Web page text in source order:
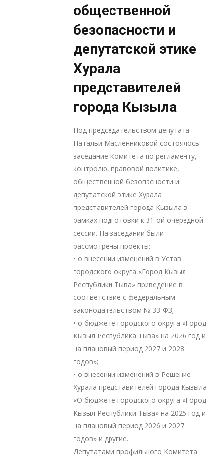
общественной
безопасности и
депутатской этике
Хурала
представителей
города Кызыла
Под председательством депутата
Натальи Масленниковой состоялось
заседание Комитета по регламенту,
контролю, правовой политике,
общественной безопасности и
депутатской этике Хурала
представителей города Кызыла в
рамках подготовки к 31-ой очередной
сессии. На заседании были
рассмотрены проекты:
• о внесении изменений в Устав
городского округа «Город Кызыл
Республики Тыва» приведение в
соответствие с федеральным
законодательством № 33-ФЗ;
• о бюджете городского округа «Город
Кызыл Республика Тыва» на 2026 год и
на плановый период 2027 и 2028
годов»;
• о внесении изменений в Решение
Хурала представителей города Кызыла
«О бюджете городского округа «Город
Кызыл Республики Тыва» на 2025 год и
на плановый период 2026 и 2027
годов» и другие.
Депутатами профильного Комитета